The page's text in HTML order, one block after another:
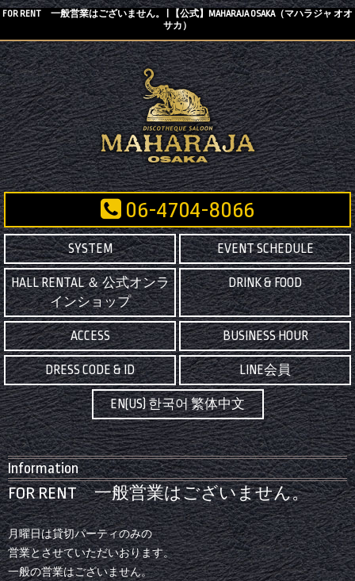
FOR RENT 一般営業はございません。 | 【公式】MAHARAJA OSAKA（マハラジャ オオ
サカ）
06-4704-8066
SYSTEM EVENT SCHEDULE
HALL RENTAL ＆ 公式オンラ
インショップ
DRINK & FOOD
ACCESS BUSINESS HOUR
DRESS CODE & ID LINE会員
EN(US) 한국어 繁体中文
Information
FOR RENT 一般営業はございません。
月曜日は貸切パーティのみの
営業とさせていただいおります。
一般の営業はございません。